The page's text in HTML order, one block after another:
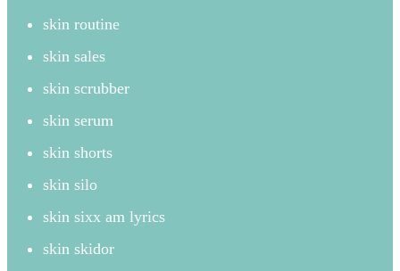
skin routine
skin sales
skin scrubber
skin serum
skin shorts
skin silo
skin sixx am lyrics
skin skidor